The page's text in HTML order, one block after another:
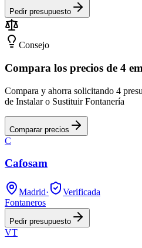
Pedir presupuesto
Consejo
Compara los precios de 4
Compara y ahorra solicitando 4
de Instalar o Sustituir Fontanería
Comparar precios
C
Cafosam
Madrid·
Verificada
Fontaneros
Pedir presupuesto
VT